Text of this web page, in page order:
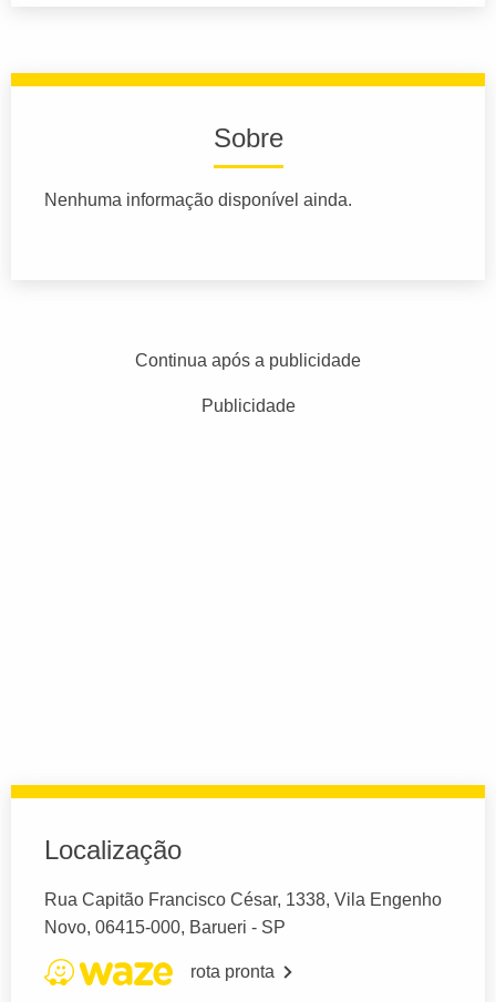
Sobre
Nenhuma informação disponível ainda.
Continua após a publicidade
Publicidade
Localização
Rua Capitão Francisco César, 1338, Vila Engenho
Novo, 06415-000, Barueri - SP
rota pronta